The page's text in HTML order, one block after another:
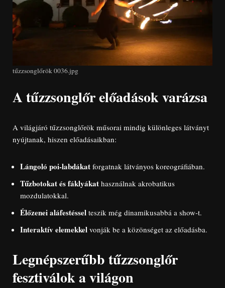
tűzzsonglőrök 0036.jpg
A tűzzsonglőr előadások varázsa
A világjáró tűzzsonglőrök műsorai mindig különleges látványt
nyújtanak, hiszen előadásaikban:
Lángoló poi-labdákat forgatnak látványos koreográfiában.
Tűzbotokat és fáklyákat használnak akrobatikus
mozdulatokkal.
Élőzenei aláfestéssel teszik még dinamikusabbá a show-t.
Interaktív elemekkel vonják be a közönséget az előadásba.
Legnépszerűbb tűzzsonglőr
fesztiválok a világon